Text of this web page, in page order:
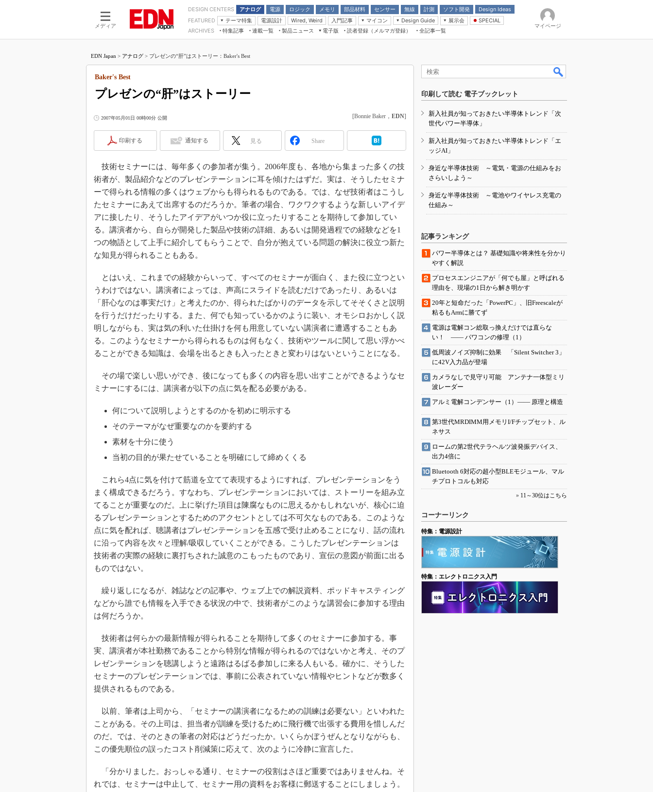
メディア
DESIGN CENTERS アナログ
電源
モーター
ロジック
LSI
メモリ
部品材料
受動部品
センサー 無線 計測 ソフト開発
Design Ideas
アナログ機能回路
計測とテスト
FEATURED
テーマ特集
つながるクルマ
エレクトロニクス入門
製品解剖（EE Times Japan）
電源設計 Wired, Weird
入門記事
モーター入門
マイコン
マイコン講座
Design Guide
計測機器
展示会
CEATEC
組込み/エッジコンピューティング展
SPECIAL
Microchip情報
ARCHIVES 特集記事
連載一覧
マイクロプロセッサ懐古録
たった2つの式で始めるDC/DCコン
バーターの設計
DC-DCコンバーター活用講座
Wired, Weird
マイコン講座
Q&Aで学ぶマイコン講座
高速シリアル伝送技術講座
記録計／データロガーの基礎知識
アナログ設計のきほん／ADCとノイ
ズ編
めざせ高効率！ モーター駆動入門講
Bluetooth mesh入門
最新記事一覧
計測器メーカーから見た5G
USB Type-Cの登場で評価試験はど
う変わる？
IoT時代の無線規格を知る【Thread
編】
IoT時代の無線規格を知る【Z-Wave
編】
製品ニュース
電子版
電子ブックレット
読者登録（メルマガ登録） 全記事一覧
マイページ
EDN Japan > アナログ > プレゼンの“肝”はストーリー：Baker's Best
プレゼンの“肝”はストーリー
Baker's Best
2007年05月01日 00時00分 公開 [Bonnie Baker， EDN]
印刷する 通知する 見る Share
技術セミナーには、毎年多くの参加者が集う。2006年度も、各地から集まった多くの技
術者が、製品紹介などのプレゼンテーションに耳を傾けたはずだ。実は、そうしたセミナ
ーで得られる情報の多くはウェブからも得られるものである。では、なぜ技術者はこうし
たセミナーにあえて出席するのだろうか。筆者の場合、ワクワクするような新しいアイデ
アに接したり、そうしたアイデアがいつか役に立ったりすることを期待して参加してい
る。講演者から、自らが開発した製品や技術の詳細、あるいは開発過程での経験などを1
つの物語として上手に紹介してもらうことで、自分が抱えている問題の解決に役立つ新た
な知見が得られることもある。
とはいえ、これまでの経験からいって、すべてのセミナーが面白く、また役に立つとい
うわけではない。講演者によっては、声高にスライドを読むだけであったり、あるいは
「肝心なのは事実だけ」と考えたのか、得られたばかりのデータを示してそそくさと説明
を行うだけだったりする。また、何でも知っているかのように装い、オモシロおかしく説
明しながらも、実は気の利いた仕掛けを何も用意していない講演者に遭遇することもあ
る。このようなセミナーから得られるものは何もなく、技術やツールに関して思い浮かべ
ることができる知識は、会場を出るときも入ったときと変わりはないということになる。
その場で楽しい思いができ、後になっても多くの内容を思い出すことができるようなセ
ミナーにするには、講演者が以下の点に気を配る必要がある。
何について説明しようとするのかを初めに明示する
そのテーマがなぜ重要なのかを要約する
素材を十分に使う
当初の目的が果たせていることを明確にして締めくくる
これら4点に気を付けて筋道を立てて表現するようにすれば、プレゼンテーションをう
まく構成できるだろう。すなわち、プレゼンテーションにおいては、ストーリーを組み立
てることが重要なのだ。上に挙げた項目は陳腐なものに思えるかもしれないが、核心に迫
るプレゼンテーションとするためのアクセントとしては不可欠なものである。このような
点に気を配れば、聴講者はプレゼンテーションを五感で受け止めることになり、話の流れ
に沿って内容を次々と理解/吸収していくことができる。こうしたプレゼンテーションは
技術者の実際の経験に裏打ちされた誠意のこもったものであり、宣伝の意図が前面に出る
ものではない。
繰り返しになるが、雑誌などの記事や、ウェブ上での解説資料、ポッドキャスティング
などから誰でも情報を入手できる状況の中で、技術者がこのような講習会に参加する理由
は何だろうか。
技術者は何らかの最新情報が得られることを期待して多くのセミナーに参加する。事
実、講演者が本社勤務であることから特別な情報が得られるのではないかと考え、そのプ
レゼンテーションを聴講しようと遠路はるばる参加しに来る人もいる。確かに、そうした
セミナーのプレゼンテーションでは、事前に公表されていない情報やヒントなどが数多く
提供されるものである。
以前、筆者は上司から、「セミナーの講演者になるための訓練は必要ない」といわれた
ことがある。その上司は、担当者が訓練を受けるために飛行機で出張する費用を惜しんだ
のだ。では、そのときの筆者の対応はどうだったか。いくらかぼうぜんとなりながらも、
この優先順位の誤ったコスト削減策に応えて、次のように冷静に宣言した。
「分かりました。おっしゃる通り、セミナーの役割はさほど重要ではありませんね。そ
れでは、セミナーは中止して、セミナー用の資料をお客様に郵送することにしましょう。
印刷して読む 電子ブックレット
新入社員が知っておきたい半導体トレンド「次
世代パワー半導体」
新入社員が知っておきたい半導体トレンド「エ
ッジAI」
身近な半導体技術 ～電気・電源の仕組みをお
さらいしよう～
身近な半導体技術 ～電池やワイヤレス充電の
仕組み～
記事ランキング
パワー半導体とは？ 基礎知識や将来性を分かり
やすく解説
プロセスエンジニアが「何でも屋」と呼ばれる
理由を、現場の1日から解き明かす
20年と短命だった「PowerPC」、旧Freescaleが
粘るもArmに勝てず
電源は電解コン総取っ換えだけでは直らな
い！ ―― パワコンの修理（1）
低周波ノイズ抑制に効果 「Silent Switcher 3」
に42V入力品が登場
カメラなしで見守り可能 アンテナ一体型ミリ
波レーダー
アルミ電解コンデンサー（1）―― 原理と構造
第3世代MRDIMM用メモリI/Fチップセット、ル
ネサス
ロームの第2世代テラヘルツ波発振デバイス、
出力4倍に
Bluetooth 6対応の超小型BLEモジュール、マル
チプロトコルも対応
» 11～30位はこちら
コーナーリンク
特集：電源設計
特集：エレクトロニクス入門